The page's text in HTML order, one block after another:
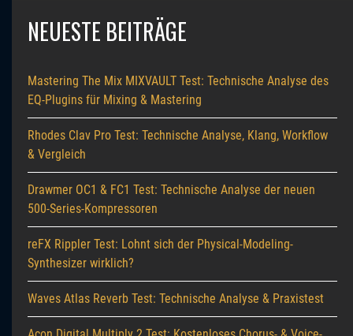
NEUESTE BEITRÄGE
Mastering The Mix MIXVAULT Test: Technische Analyse des
EQ-Plugins für Mixing & Mastering
Rhodes Clav Pro Test: Technische Analyse, Klang, Workflow
& Vergleich
Drawmer OC1 & FC1 Test: Technische Analyse der neuen
500-Series-Kompressoren
reFX Rippler Test: Lohnt sich der Physical-Modeling-
Synthesizer wirklich?
Waves Atlas Reverb Test: Technische Analyse & Praxistest